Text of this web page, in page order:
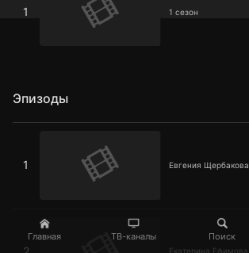
Главная ТВ-каналы Поиск
1 1 сезон
Эпизоды
1 Евгения Щербакова
Екатерина Ефимова
Екатерина Ефимова